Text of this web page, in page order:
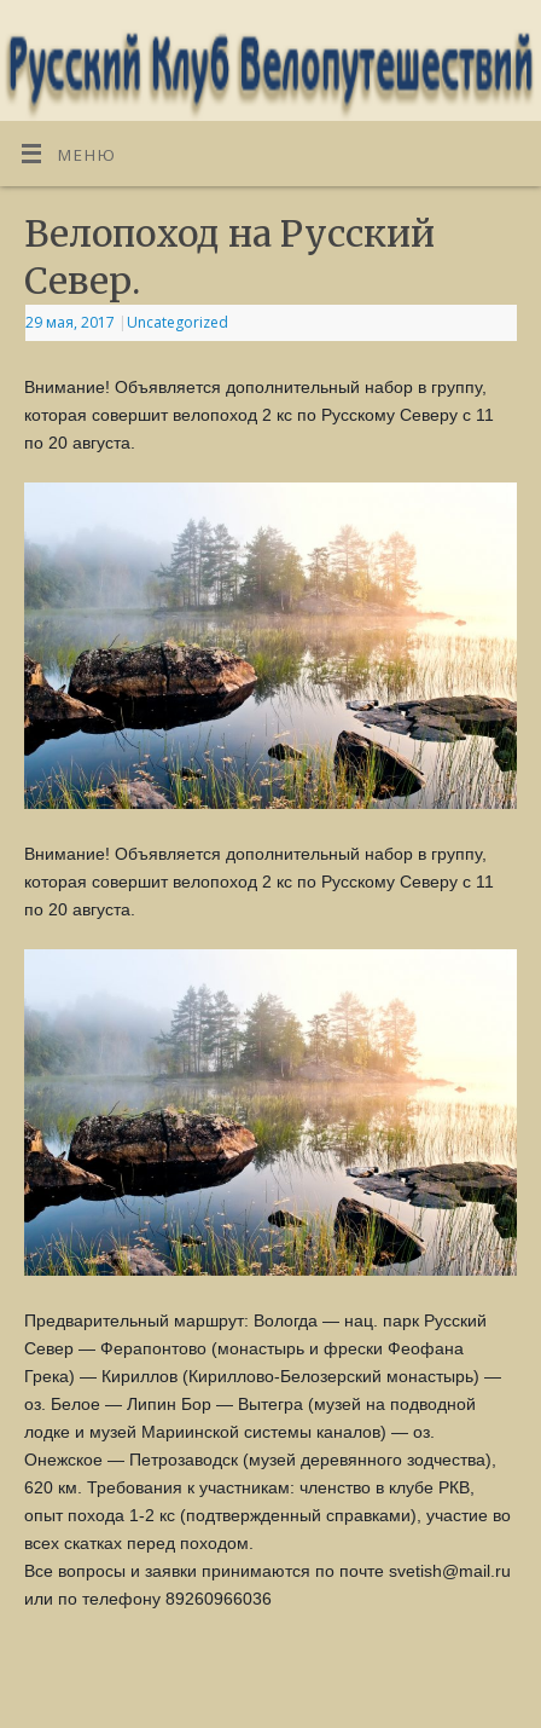
МЕНЮ
Велопоход на Русский
Север.
29 мая, 2017 | Uncategorized
Внимание! Объявляется дополнительный набор в группу,
которая совершит велопоход 2 кс по Русскому Северу с 11
по 20 августа.
Внимание! Объявляется дополнительный набор в группу,
которая совершит велопоход 2 кс по Русскому Северу с 11
по 20 августа.
Предварительный маршрут: Вологда — нац. парк Русский
Север — Ферапонтово (монастырь и фрески Феофана
Грека) — Кириллов (Кириллово-Белозерский монастырь) —
оз. Белое — Липин Бор — Вытегра (музей на подводной
лодке и музей Мариинской системы каналов) — оз.
Онежское — Петрозаводск (музей деревянного зодчества),
620 км. Требования к участникам: членство в клубе РКВ,
опыт похода 1-2 кс (подтвержденный справками), участие во
всех скатках перед походом.
Все вопросы и заявки принимаются по почте svetish@mail.ru
или по телефону 89260966036